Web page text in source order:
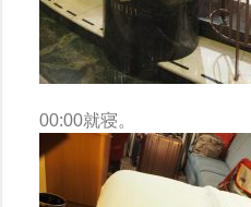
00:00就寝。